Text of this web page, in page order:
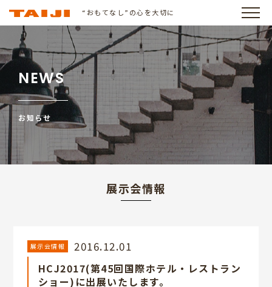
“おもてなし”の心を大切に
NEWS
お知らせ
展示会情報
展示会情報 2016.12.01
HCJ2017(第45回国際ホテル・レストラン
ショー)に出展いたします。